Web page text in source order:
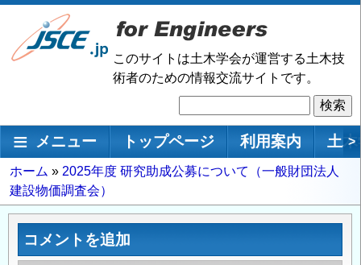
メ
ン
移
動
このサイトは土木学会が運営する土木技
術者のための情報交流サイトです。
索
メインナビゲーション
メニュー トップページ 利用案内 土 >
パ
ン
く
ホーム
2025年度 研究助成公募について（一般財団法人
建設物価調査会）
コメントを追加